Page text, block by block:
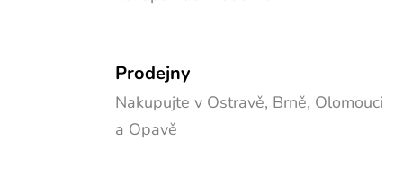
Prodejny
Nakupujte v Ostravě, Brně, Olomouci
a Opavě